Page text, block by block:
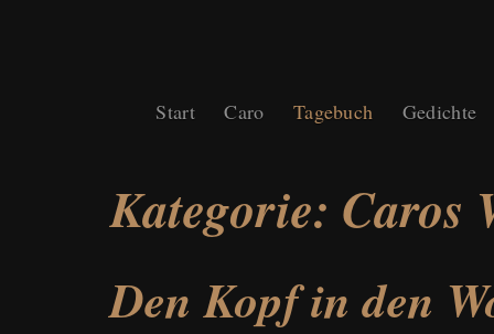
Start Caro Tagebuch Gedichte
Kategorie: Caros
Den Kopf in den